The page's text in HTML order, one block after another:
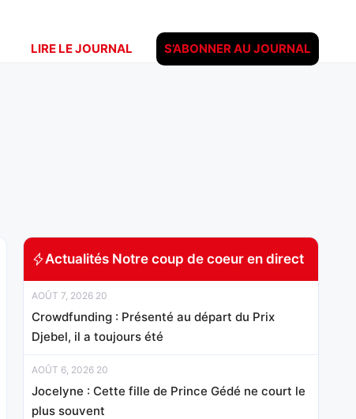
LIRE LE JOURNAL S’ABONNER AU JOURNAL
Actualités Notre coup de coeur en direct
AOÛT 7, 2026 20
Crowdfunding : Présenté au départ du Prix
Djebel, il a toujours été
AOÛT 6, 2026 20
Jocelyne : Cette fille de Prince Gédé ne court le
plus souvent